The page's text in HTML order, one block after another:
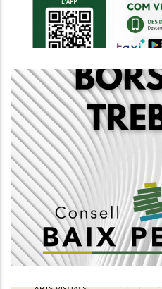
Creació D'una
D'enginyers/
Comarcal Del